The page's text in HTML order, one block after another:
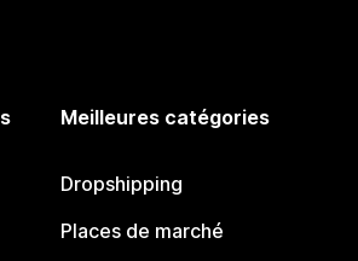
Meilleures catégories
Dropshipping
Places de marché